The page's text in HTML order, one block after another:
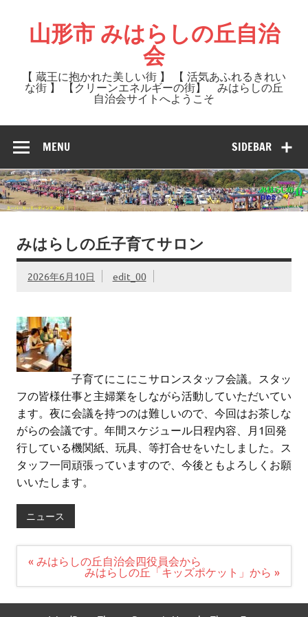
content山形市 みはらしの丘自治
会
【 蔵王に抱かれた美しい街 】 【 活気あふれるきれい
な街 】 【クリーンエネルギーの街】 みはらしの丘
自治会サイトへようこそ
SIDEBAR
MENU
みはらしの丘子育てサロン
2026年6月10日 edit_00
子育てにこにこサロンスタッフ会議。スタッ
フの皆様仕事と主婦業をしながら活動していただいてい
ます。夜に会議を持つのは難しいので、今回はお茶しな
がらの会議です。年間スケジュール日程内容、月1回発
行している機関紙、玩具、等打合せをいたしました。ス
タッフ一同頑張っていますので、今後ともよろしくお願
いいたします。
ニュース
投
稿
ゲ
« みはらしの丘自治会四役員会から
みはらしの丘「キッズポケット」から »